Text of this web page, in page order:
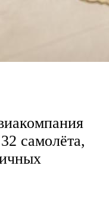
самолёта,